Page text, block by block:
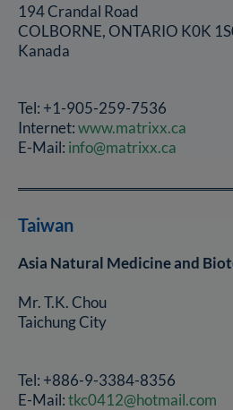
194 Crandal Road
COLBORNE, ONTARIO K0K
Kanada
Tel: +1-905-259-7536
Internet:www.matrixx.ca
E-Mail: info@matrixx.ca
Taiwan
Asia Natural Medicine and
Mr. T.K. Chou
Taichung City
Tel: +886-9-3384-8356
E-Mail:tkc0412@hotmail.com